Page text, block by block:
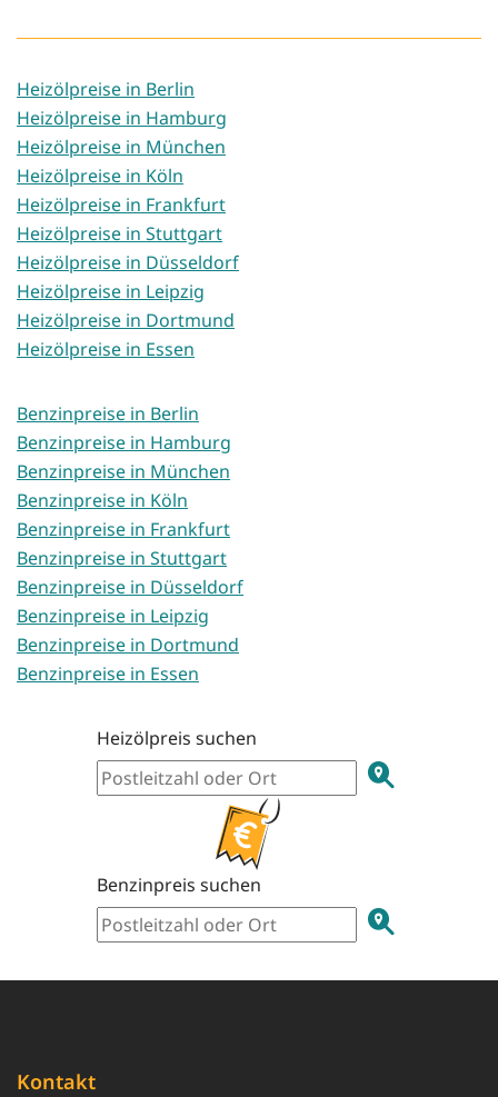
Heizölpreise in Berlin
Heizölpreise in Hamburg
Heizölpreise in München
Heizölpreise in Köln
Heizölpreise in Frankfurt
Heizölpreise in Stuttgart
Heizölpreise in Düsseldorf
Heizölpreise in Leipzig
Heizölpreise in Dortmund
Heizölpreise in Essen
Benzinpreise in Berlin
Benzinpreise in Hamburg
Benzinpreise in München
Benzinpreise in Köln
Benzinpreise in Frankfurt
Benzinpreise in Stuttgart
Benzinpreise in Düsseldorf
Benzinpreise in Leipzig
Benzinpreise in Dortmund
Benzinpreise in Essen
Heizölpreis suchen
Benzinpreis suchen
Kontakt